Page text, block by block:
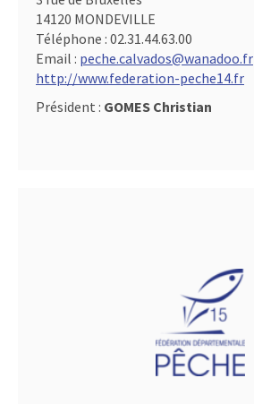
14120 MONDEVILLE
Téléphone : 02.31.44.63.00
Email : peche.calvados@wanadoo.fr
http://www.federation-peche14.fr
Président : GOMES Christian